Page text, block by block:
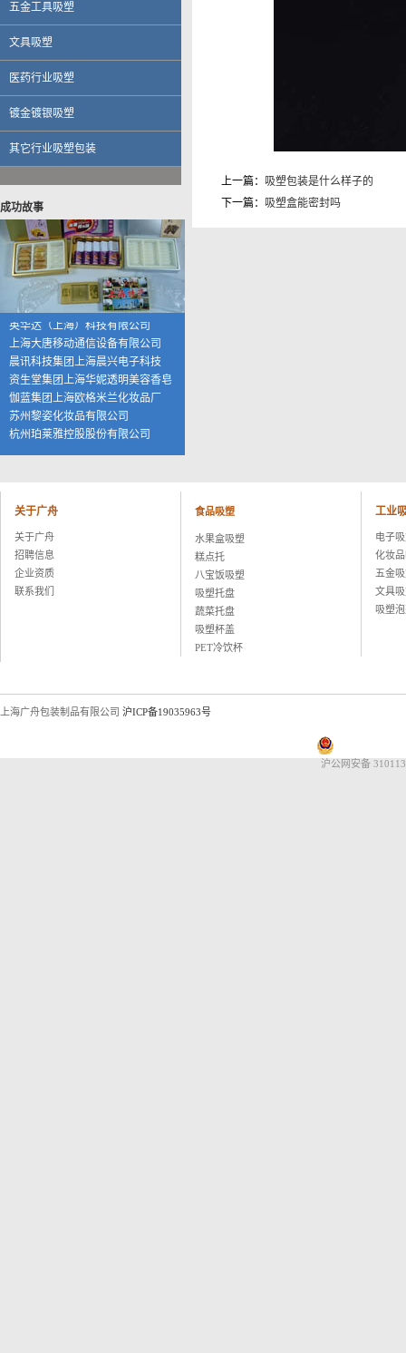
五金工具吸塑
文具吸塑
医药行业吸塑
镀金镀银吸塑
其它行业吸塑包装
成功故事
伟创力电子科技（上海）有限公司
上海大唐移动通信设备有限公司
晨讯科技集团上海晨兴电子科技
伽蓝集团上海欧格米兰化妆品厂
上海海茵数码科技有限公司
普天硕达科技（上海）有限公司
上海大千食品有限公司
湖州康可食品有限公司
上海恒寿堂药业有限公司
伟创力电子科技（上海）有限公司
英华达（上海）科技有限公司
上海大唐移动通信设备有限公司
晨讯科技集团上海晨兴电子科技
资生堂集团上海华妮透明美容香皂
伽蓝集团上海欧格米兰化妆品厂
苏州黎姿化妆品有限公司
杭州珀莱雅控股股份有限公司
上海大千食品有限公司
上海恒寿堂药业有限公司
伟创力电子科技（上海）有限公司
英华达（上海）科技有限公司
上海大唐移动通信设备有限公司
上一篇： 吸塑包装是什么样子的
下一篇： 吸塑盒能密封吗
关于广舟
关于广舟
招聘信息
企业资质
联系我们
食品吸塑
水果盒吸塑
糕点托
八宝饭吸塑
吸塑托盘
蔬菜托盘
吸塑杯盖
PET冷饮杯
工业
电子
化妆
五金
文具
吸塑
上海广舟包装制品有限公司 沪ICP备19035963号
沪公网安备